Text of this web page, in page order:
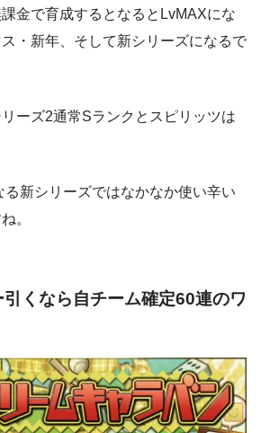
金で育成するとなるとLvMAXにな
・新年、そして新シリーズになるで
ーズ2通常Sランクとスピリッツは
る新シリーズではなかなか使い辛い
。
くなら自チーム確定60連のワ